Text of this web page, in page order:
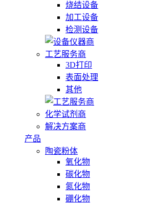
烧结设备
加工设备
检测设备
工艺服务商
3D打印
表面处理
其他
化学试剂商
解决方案商
产品
陶瓷粉体
氧化物
碳化物
氮化物
硼化物